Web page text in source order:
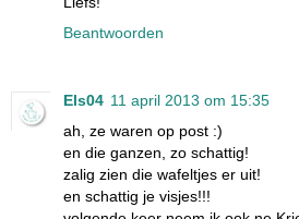
Beantwoorden
Els04 11 april 2013 om 15:35
ah, ze waren op post :)
en die ganzen, zo schattig!
zalig zien die wafeltjes er uit!
en schattig je visjes!!!